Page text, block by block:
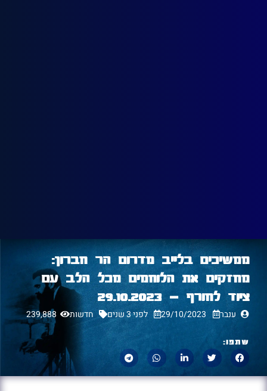
ממשיכים בלייב מדרום הר חברון:
מחזקים את הלוחמים מכל הלב עם
ציוד לחורף – 29.10.2023
ענבר 29/10/2023 לפני 3 שנים חדשות 239,888
שתפו: